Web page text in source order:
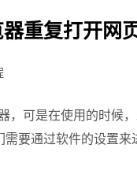
重复打开网
可是在使用的时候，
要通过软件的设置